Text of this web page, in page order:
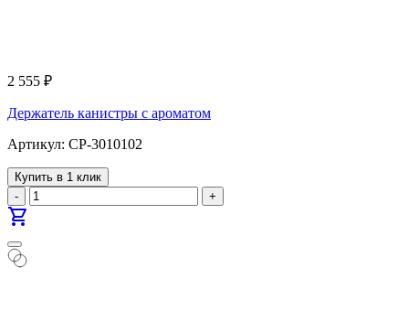
2 555 ₽
Держатель канистры с ароматом
Артикул: CP-3010102
Купить в 1 клик
-
+
shopping_cart